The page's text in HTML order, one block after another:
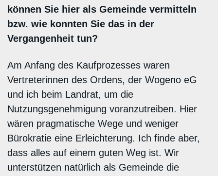
können Sie hier als Gemeinde vermitteln
bzw. wie konnten Sie das in der
Vergangenheit tun?
Am Anfang des Kaufprozesses waren
Vertreterinnen des Ordens, der Wogeno eG
und ich beim Landrat, um die
Nutzungsgenehmigung voranzutreiben. Hier
wären pragmatische Wege und weniger
Bürokratie eine Erleichterung. Ich finde aber,
dass alles auf einem guten Weg ist. Wir
unterstützen natürlich als Gemeinde die